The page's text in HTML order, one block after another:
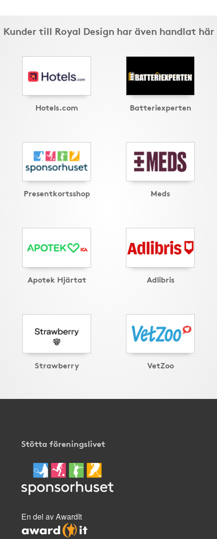
Kunder till Royal Design har även handlat här
Hotels.com Batteriexperten
Presentkortsshop Meds
Apotek Hjärtat Adlibris
Strawberry VetZoo
Stötta föreningslivet
En del av AwardIt